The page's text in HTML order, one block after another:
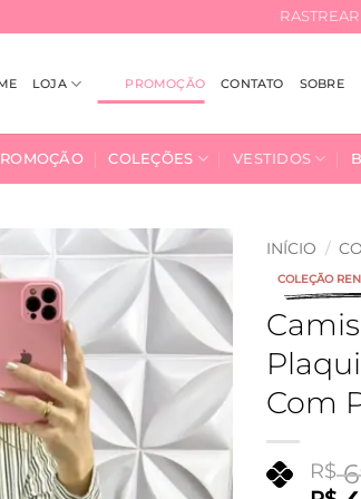
LOJA PROMOÇÃO CONTATO SOBRE
COLEÇÕES VESTIDOS
Adicionar
à Lista
INÍCIO /
COLEÇÃO
Com
R$